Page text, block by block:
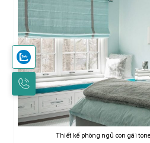
Thiết kế phòng ngủ con gái